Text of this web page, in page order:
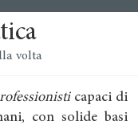
volta
capaci di
con solide basi